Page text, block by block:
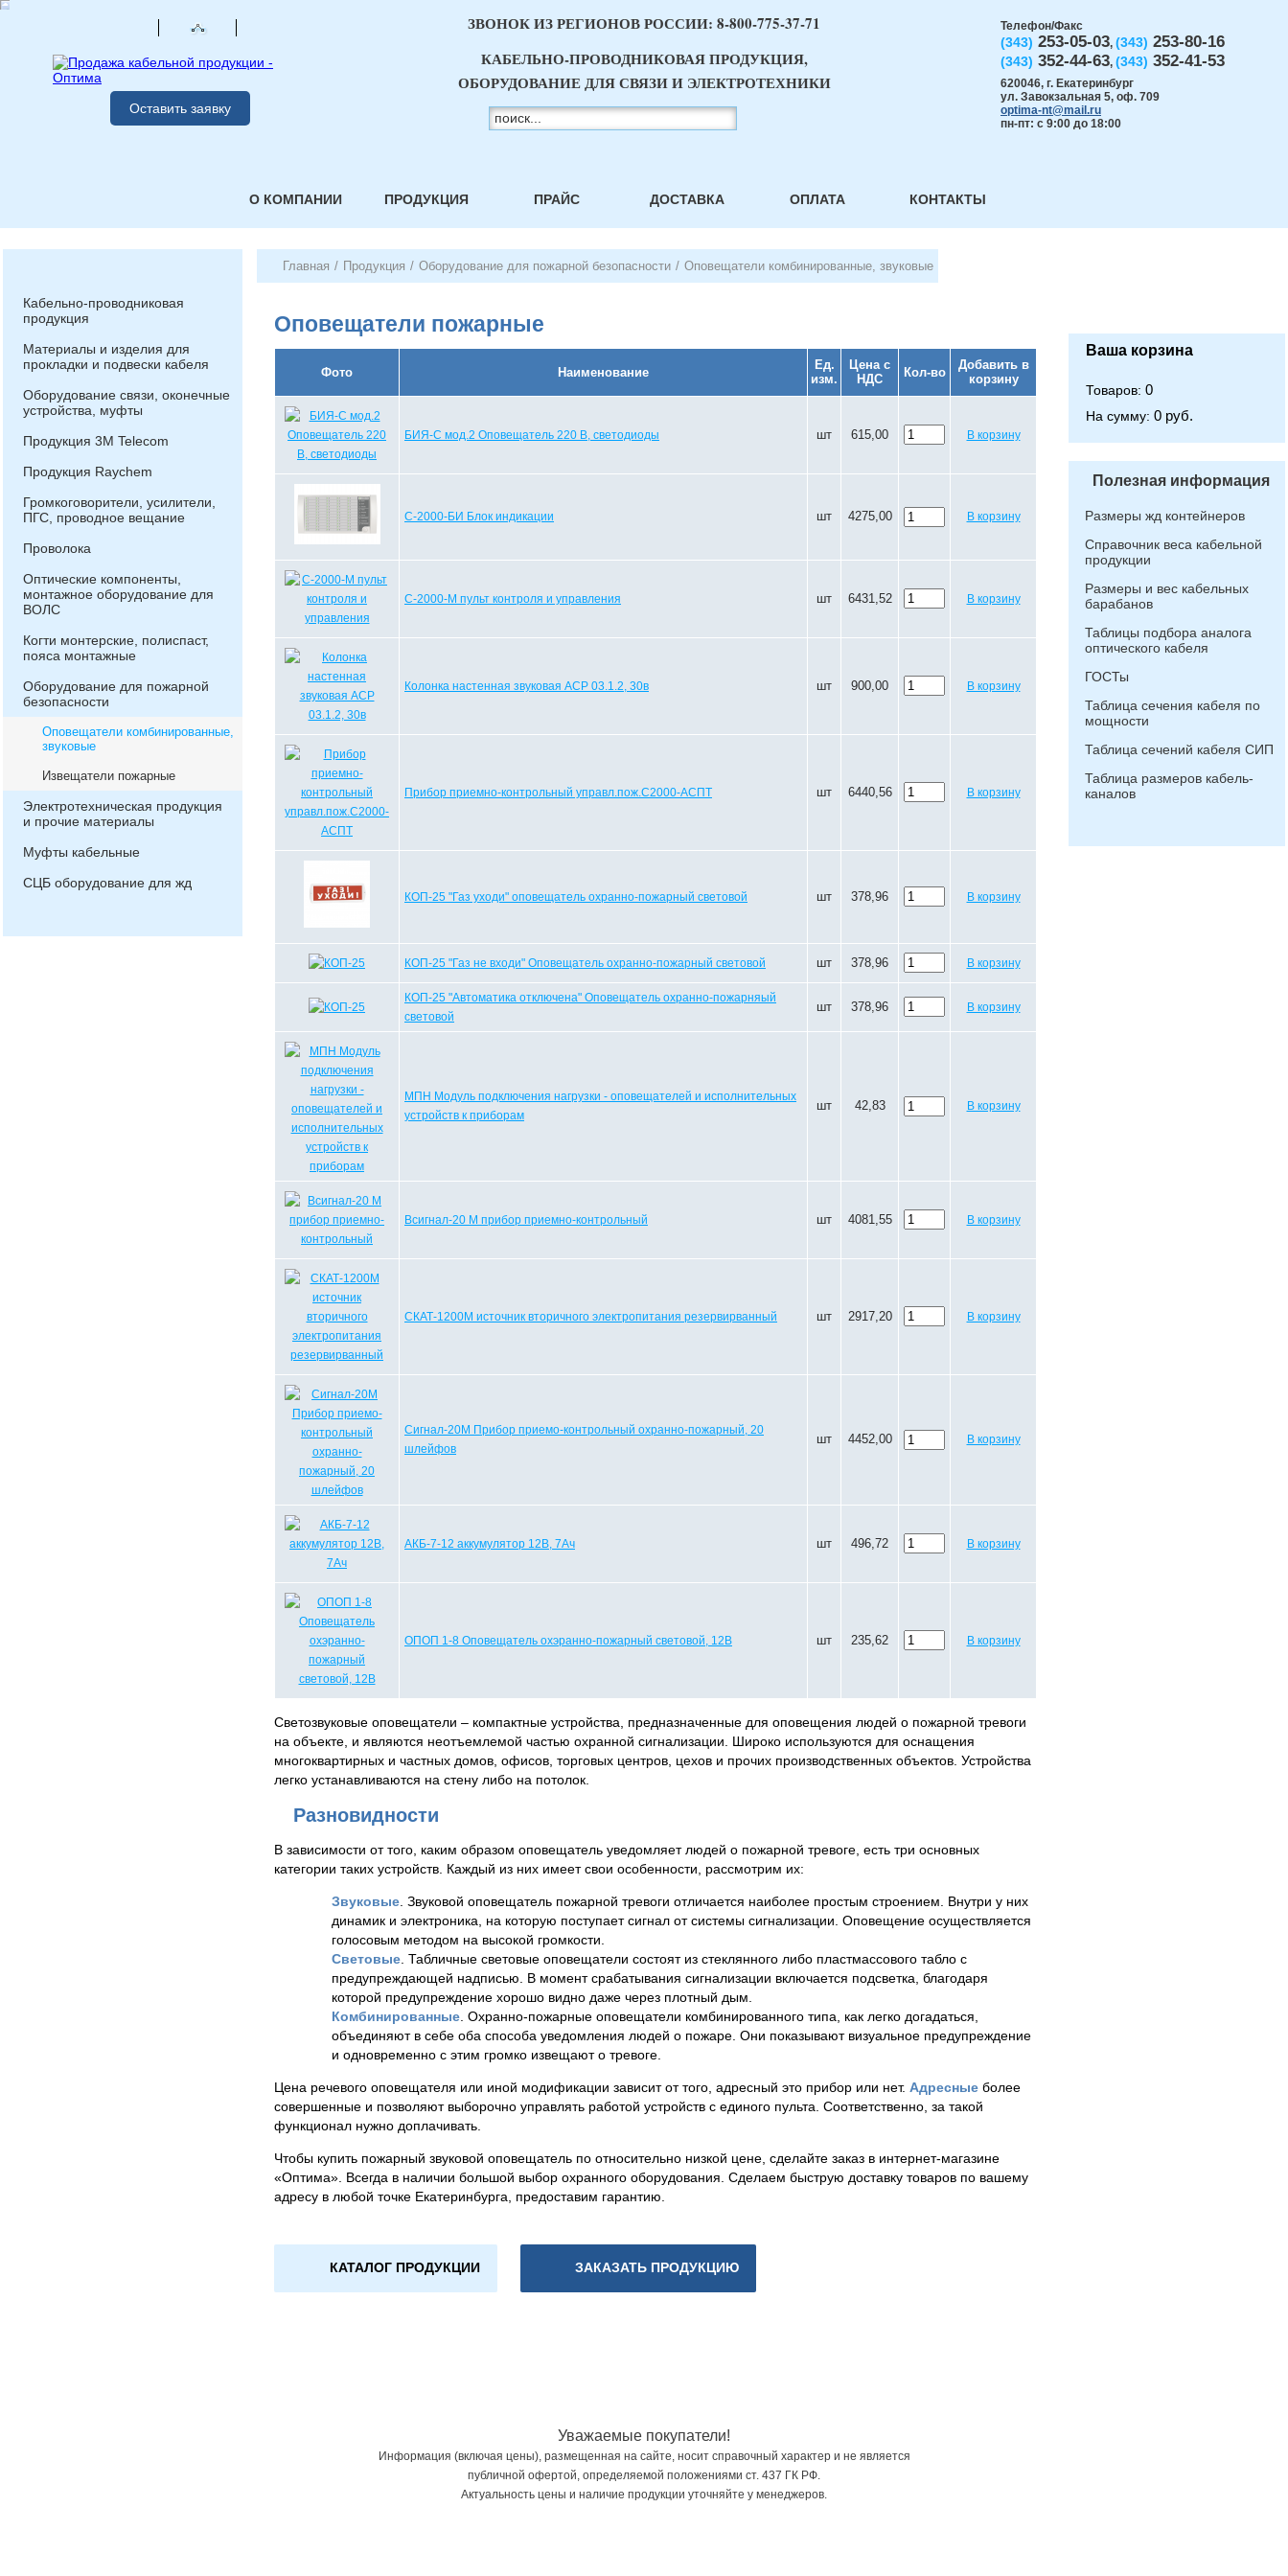
Оставить заявку
Телефон/Факс
(343) 253-05-03, (343) 253-80-16
(343) 352-44-63, (343) 352-41-53
620046, г. Екатеринбург
ул. Завокзальная 5, оф. 709
optima-nt@mail.ru
пн-пт: с 9:00 до 18:00
ЗВОНОК ИЗ РЕГИОНОВ РОССИИ: 8-800-775-37-71
КАБЕЛЬНО-ПРОВОДНИКОВАЯ ПРОДУКЦИЯ,
ОБОРУДОВАНИЕ ДЛЯ СВЯЗИ И ЭЛЕКТРОТЕХНИКИ
О КОМПАНИИ ПРОДУКЦИЯ ПРАЙС ДОСТАВКА ОПЛАТА КОНТАКТЫ
Кабельно-проводниковая
продукция
Материалы и изделия для
прокладки и подвески кабеля
Оборудование связи, оконечные
устройства, муфты
Продукция 3М Telecom
Продукция Raychem
Громкоговорители, усилители,
ПГС, проводное вещание
Проволока
Оптические компоненты,
монтажное оборудование для
ВОЛС
Когти монтерские, полиспаст,
пояса монтажные
Оборудование для пожарной
безопасности
Оповещатели комбинированные,
звуковые
Извещатели пожарные
Электротехническая продукция
и прочие материалы
Муфты кабельные
СЦБ оборудование для жд
Главная / Продукция / Оборудование для пожарной безопасности / Оповещатели комбинированные, звуковые
Оповещатели пожарные
Фото Наименование
Ед.
изм.
Цена с
НДС
Кол-во
Добавить в
корзину
БИЯ-С мод.2 Оповещатель 220 В, светодиоды шт 615,00 В корзину
С-2000-БИ Блок индикации шт 4275,00 В корзину
С-2000-М пульт контроля и управления шт 6431,52 В корзину
Колонка настенная звуковая АСР 03.1.2, 30в шт 900,00 В корзину
Прибор приемно-контрольный управл.пож.С2000-АСПТ шт 6440,56 В корзину
КОП-25 "Газ уходи" оповещатель охранно-пожарный световой шт 378,96 В корзину
КОП-25 "Газ не входи" Оповещатель охранно-пожарный световой шт 378,96 В корзину
КОП-25 "Автоматика отключена" Оповещатель охранно-пожарняый
световой
шт 378,96 В корзину
МПН Модуль подключения нагрузки - оповещателей и исполнительных
устройств к приборам
шт 42,83 В корзину
Всигнал-20 М прибор приемно-контрольный шт 4081,55 В корзину
СКАТ-1200М источник вторичного электропитания резервирванный шт 2917,20 В корзину
Сигнал-20М Прибор приемо-контрольный охранно-пожарный, 20
шлейфов
шт 4452,00 В корзину
АКБ-7-12 аккумулятор 12В, 7Ач шт 496,72 В корзину
ОПОП 1-8 Оповещатель охэранно-пожарный световой, 12В шт 235,62 В корзину
Светозвуковые оповещатели – компактные устройства, предназначенные для оповещения людей о пожарной тревоги
на объекте, и являются неотъемлемой частью охранной сигнализации. Широко используются для оснащения
многоквартирных и частных домов, офисов, торговых центров, цехов и прочих производственных объектов. Устройства
легко устанавливаются на стену либо на потолок.
Разновидности
В зависимости от того, каким образом оповещатель уведомляет людей о пожарной тревоге, есть три основных
категории таких устройств. Каждый из них имеет свои особенности, рассмотрим их:
Звуковые . Звуковой оповещатель пожарной тревоги отличается наиболее простым строением. Внутри у них
динамик и электроника, на которую поступает сигнал от системы сигнализации. Оповещение осуществляется
голосовым методом на высокой громкости.
Световые . Табличные световые оповещатели состоят из стеклянного либо пластмассового табло с
предупреждающей надписью. В момент срабатывания сигнализации включается подсветка, благодаря
которой предупреждение хорошо видно даже через плотный дым.
Комбинированные . Охранно-пожарные оповещатели комбинированного типа, как легко догадаться,
объединяют в себе оба способа уведомления людей о пожаре. Они показывают визуальное предупреждение
и одновременно с этим громко извещают о тревоге.
Цена речевого оповещателя или иной модификации зависит от того, адресный это прибор или нет. Адресные более
совершенные и позволяют выборочно управлять работой устройств с единого пульта. Соответственно, за такой
функционал нужно доплачивать.
Чтобы купить пожарный звуковой оповещатель по относительно низкой цене, сделайте заказ в интернет-магазине
«Оптима». Всегда в наличии большой выбор охранного оборудования. Сделаем быструю доставку товаров по вашему
адресу в любой точке Екатеринбурга, предоставим гарантию.
КАТАЛОГ ПРОДУКЦИИ ЗАКАЗАТЬ ПРОДУКЦИЮ
Ваша корзина
Товаров: 0
На сумму: 0 руб.
Полезная информация
Размеры жд контейнеров
Справочник веса кабельной
продукции
Размеры и вес кабельных
барабанов
Таблицы подбора аналога
оптического кабеля
ГОСТы
Таблица сечения кабеля по
мощности
Таблица сечений кабеля СИП
Таблица размеров кабель-
каналов
Уважаемые покупатели!
Информация (включая цены), размещенная на сайте, носит справочный характер и не является
публичной офертой, определяемой положениями ст. 437 ГК РФ.
Актуальность цены и наличие продукции уточняйте у менеджеров.